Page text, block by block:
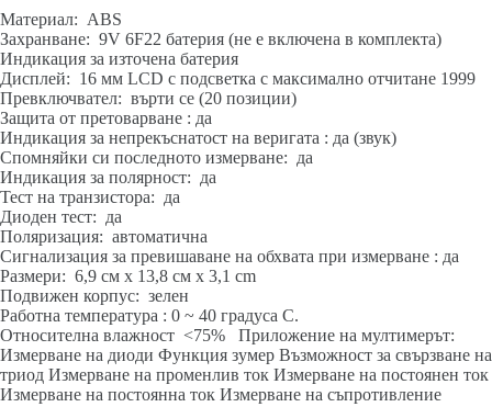
Материал: ABS
Захранване: 9V 6F22 батерия (не е включена в комплекта)
Индикация за източена батерия
Дисплей: 16 мм LCD с подсветка с максимално отчитане 1999
Превключвател: върти се (20 позиции)
Защита от претоварване : да
Индикация за непрекъснатост на веригата : да (звук)
Спомняйки си последното измерване: да
Индикация за полярност: да
Тест на транзистора: да
Диоден тест: да
Поляризация: автоматична
Сигнализация за превишаване на обхвата при измерване : да
Размери: 6,9 см х 13,8 см x 3,1 cm
Подвижен корпус: зелен
Работна температура : 0 ~ 40 градуса C.
Относителна влажност <75% Приложение на мултимерът:
Измерване на диоди Функция зумер Възможност за свързване на
триод Измерване на променлив ток Измерване на постоянен ток
Измерване на постоянна ток Измерване на съпротивление